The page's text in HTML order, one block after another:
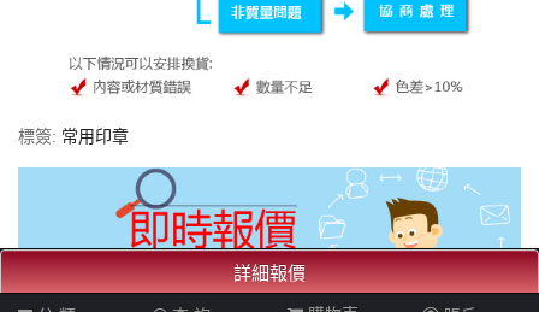
標簽: 常用印章
詳細報價